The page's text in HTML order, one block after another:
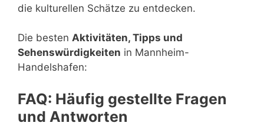
die kulturellen Schätze zu entdecken.
Die besten Aktivitäten, Tipps und
Sehenswürdigkeiten in Mannheim-
Handelshafen:
FAQ: Häufig gestellte Fragen
und Antworten